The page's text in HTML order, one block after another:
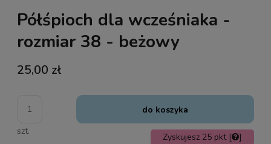
Półśpioch dla wcześniaka -
rozmiar 38 - beżowy
25,00 zł
szt.
do koszyka
Zyskujesz 25 pkt [ ]